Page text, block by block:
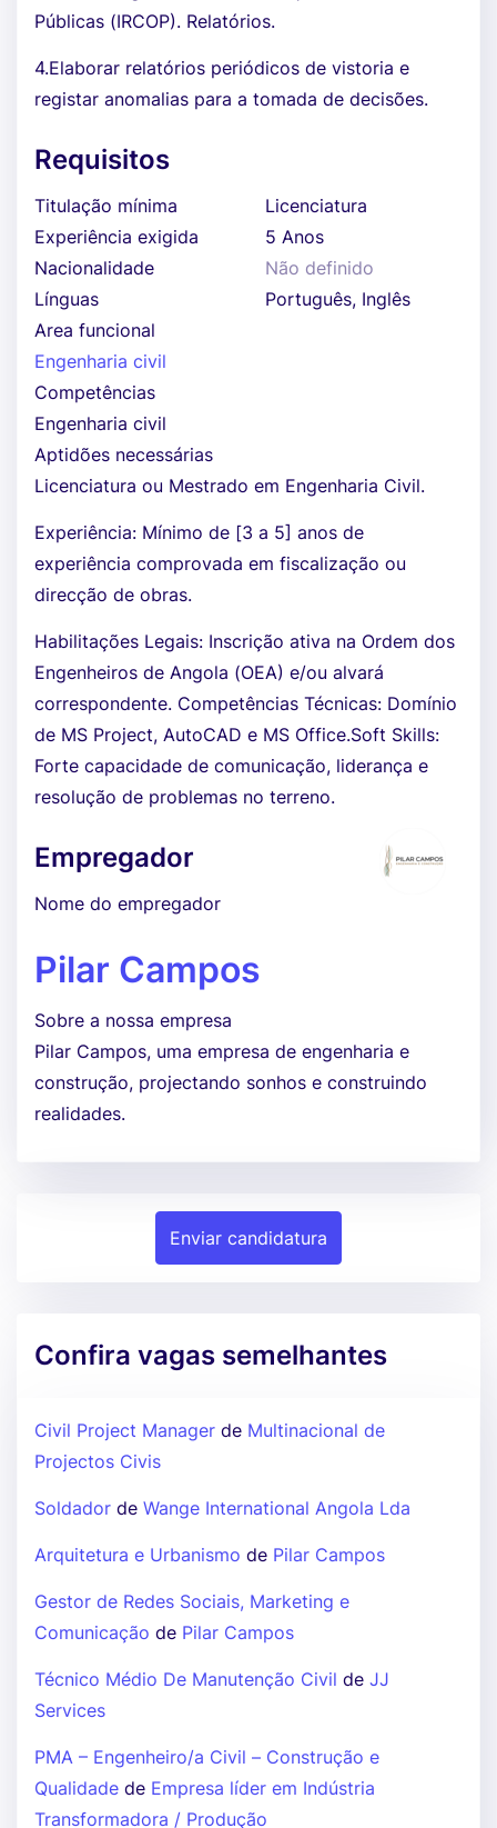
Públicas (IRCOP). Relatórios.
4.Elaborar relatórios periódicos de vistoria e
registar anomalias para a tomada de decisões.
Requisitos
Titulação mínima
Licenciatura
Experiência exigida
5 Anos
Nacionalidade
Não definido
Línguas
Português, Inglês
Area funcional
Engenharia civil
Competências
Engenharia civil
Aptidões necessárias
Licenciatura ou Mestrado em Engenharia Civil.
Experiência: Mínimo de [3 a 5] anos de
experiência comprovada em fiscalização ou
direcção de obras.
Habilitações Legais: Inscrição ativa na Ordem dos
Engenheiros de Angola (OEA) e/ou alvará
correspondente. Competências Técnicas: Domínio
de MS Project, AutoCAD e MS Office.Soft Skills:
Forte capacidade de comunicação, liderança e
resolução de problemas no terreno.
Empregador
Nome do empregador
Pilar Campos
Sobre a nossa empresa
Pilar Campos, uma empresa de engenharia e
construção, projectando sonhos e construindo
realidades.
Enviar candidatura
Confira vagas semelhantes
Civil Project Manager de Multinacional de
Projectos Civis
Soldador de Wange International Angola Lda
Arquitetura e Urbanismo de Pilar Campos
Gestor de Redes Sociais, Marketing e
Comunicação de Pilar Campos
Técnico Médio De Manutenção Civil de JJ
Services
PMA – Engenheiro/a Civil – Construção e
Qualidade de Empresa líder em Indústria
Transformadora / Produção